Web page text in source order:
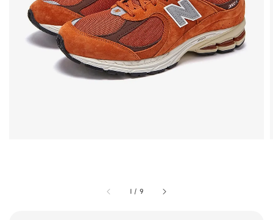
1 / 9